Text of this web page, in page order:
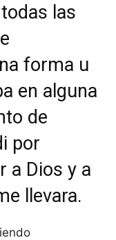
las
forma u
en alguna
de
por
a Dios y a
llevara.